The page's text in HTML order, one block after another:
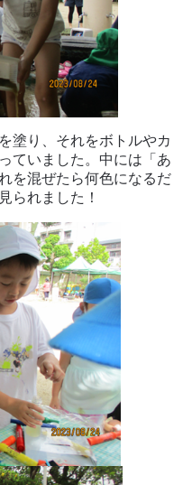
塗り、それをボトルやカ
ていました。中には「あ
を混ぜたら何色になるだ
られました！